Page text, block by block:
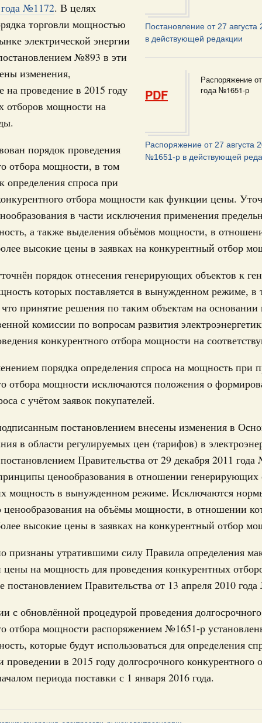
Постановление от 27
в действующей редакции
PDF
Распоряжение
года №1651-р
Распоряжение от 27 августа
№1651-р в действующей
№1172. В целях
торговли мощностью
электрической энергии
№893 в эти
изменения,
на проведение в 2015 году
отборов мощности на
порядок проведения
отбора мощности, в том
определения спроса при
отбора мощности как функции цены.
в части исключения применения
а также выделения объёмов мощности, в
высокие цены в заявках на конкурентный отбор
порядок отнесения генерирующих объектов к
которых поставляется в вынужденном режиме, в
принятие решения по таким объектам на
комиссии по вопросам развития
конкурентного отбора мощности на
порядка определения спроса на мощность при
отбора мощности исключаются положения о
с учётом заявок покупателей.
постановлением внесены изменения в
в области регулируемых цен (тарифов) в
Правительства от 29 декабря 2011
ценообразования в отношении генерирующих
мощность в вынужденном режиме. Исключаются
ценообразования на объёмы мощности, в отношении
высокие цены в заявках на конкурентный отбор
признаны утратившими силу Правила определения
на мощность для проведения конкурентных
постановлением Правительства от 13 апреля 2010
с обновлённой процедурой проведения долгосрочного
отбора мощности распоряжением №1651-р
которые будут использоваться для определения
в 2015 году долгосрочного конкурентного
периода поставки с 1 января 2016 года.
понедельник
Защита прав потребителей
по развитию цифровых платформ
июля, пятница
граждан
более 7,4 млрд рублей на предоставление
ЖКУ отдельным категориям граждан
отношения
по бюджетным кредитам ещё двум
р
их последствий
финансирование Дагестану и Чечне
р и распоряжение от 30 июля 2026 года №2033-р
июля, четверг
запрет на вывоз отдельных видов
для повышения доступности
финансирование на поддержку
р
проекты в сфере гражданской
р, распоряжение от 30 июля 2026 года №2027-р
Курской области на поддержку
хозяйства
р
понедельник
эксперимента по использованию
отдельных мер соцзащиты
Календарь
об
перейдите
Для
Email